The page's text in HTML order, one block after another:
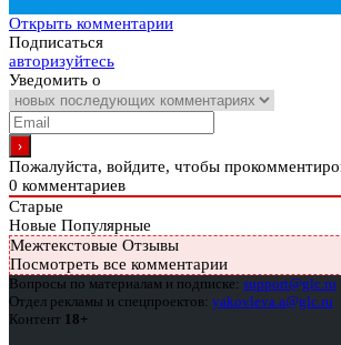
Открыть комментарии
Подписаться
авторизуйтесь
Уведомить о
Пожалуйста, войдите, чтобы
0 комментариев
Старые
Новые Популярные
Межтекстовые Отзывы
Посмотреть все комментарии
Вопросы по материалам и подписке: support@glc.ru
Отдел рекламы и спецпроектов: yakovleva.a@glc.ru
Контент 18+